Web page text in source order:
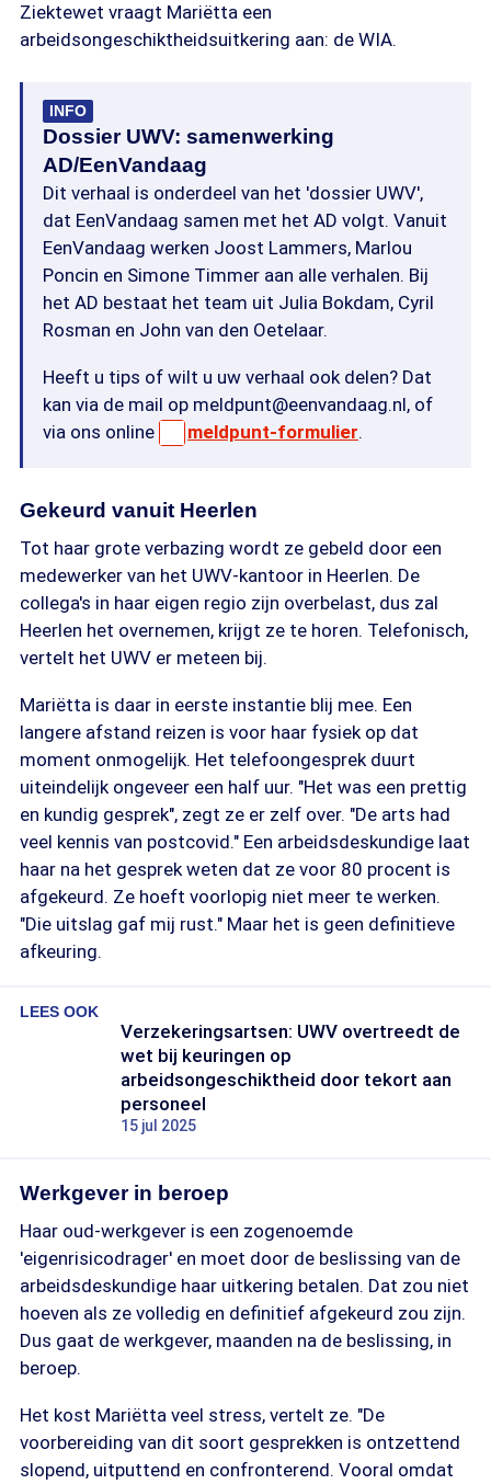
Ziektewet vraagt Mariëtta een
arbeidsongeschiktheidsuitkering aan: de WIA.
INFO
Dossier UWV: samenwerking
AD/EenVandaag
Dit verhaal is onderdeel van het 'dossier UWV',
dat EenVandaag samen met het AD volgt. Vanuit
EenVandaag werken Joost Lammers, Marlou
Poncin en Simone Timmer aan alle verhalen. Bij
het AD bestaat het team uit Julia Bokdam, Cyril
Rosman en John van den Oetelaar.
Heeft u tips of wilt u uw verhaal ook delen? Dat
kan via de mail op meldpunt@eenvandaag.nl, of
via ons online
meldpunt-formulier.
Gekeurd vanuit Heerlen
Tot haar grote verbazing wordt ze gebeld door een
medewerker van het UWV-kantoor in Heerlen. De
collega's in haar eigen regio zijn overbelast, dus zal
Heerlen het overnemen, krijgt ze te horen. Telefonisch,
vertelt het UWV er meteen bij.
Mariëtta is daar in eerste instantie blij mee. Een
langere afstand reizen is voor haar fysiek op dat
moment onmogelijk. Het telefoongesprek duurt
uiteindelijk ongeveer een half uur. "Het was een prettig
en kundig gesprek", zegt ze er zelf over. "De arts had
veel kennis van postcovid." Een arbeidsdeskundige laat
haar na het gesprek weten dat ze voor 80 procent is
afgekeurd. Ze hoeft voorlopig niet meer te werken.
"Die uitslag gaf mij rust." Maar het is geen definitieve
afkeuring.
LEES OOK
Verzekeringsartsen: UWV overtreedt de
wet bij keuringen op
arbeidsongeschiktheid door tekort aan
personeel
15 jul 2025
Werkgever in beroep
Haar oud-werkgever is een zogenoemde
'eigenrisicodrager' en moet door de beslissing van de
arbeidsdeskundige haar uitkering betalen. Dat zou niet
hoeven als ze volledig en definitief afgekeurd zou zijn.
Dus gaat de werkgever, maanden na de beslissing, in
beroep.
Het kost Mariëtta veel stress, vertelt ze. "De
voorbereiding van dit soort gesprekken is ontzettend
slopend, uitputtend en confronterend. Vooral omdat